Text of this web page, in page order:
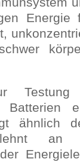
Batterien
ähnlich
an